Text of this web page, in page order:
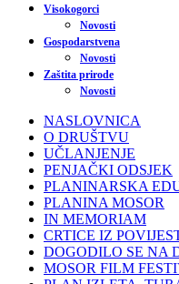
Visokogorci
Novosti
Gospodarstvena
Novosti
Zaštita prirode
Novosti
NASLOVNICA
O DRUŠTVU
UČLANJENJE
PENJAČKI ODSJEK
PLANINARSKA
PLANINA MOSOR
IN MEMORIAM
CRTICE IZ
DOGODILO SE NA
MOSOR FILM